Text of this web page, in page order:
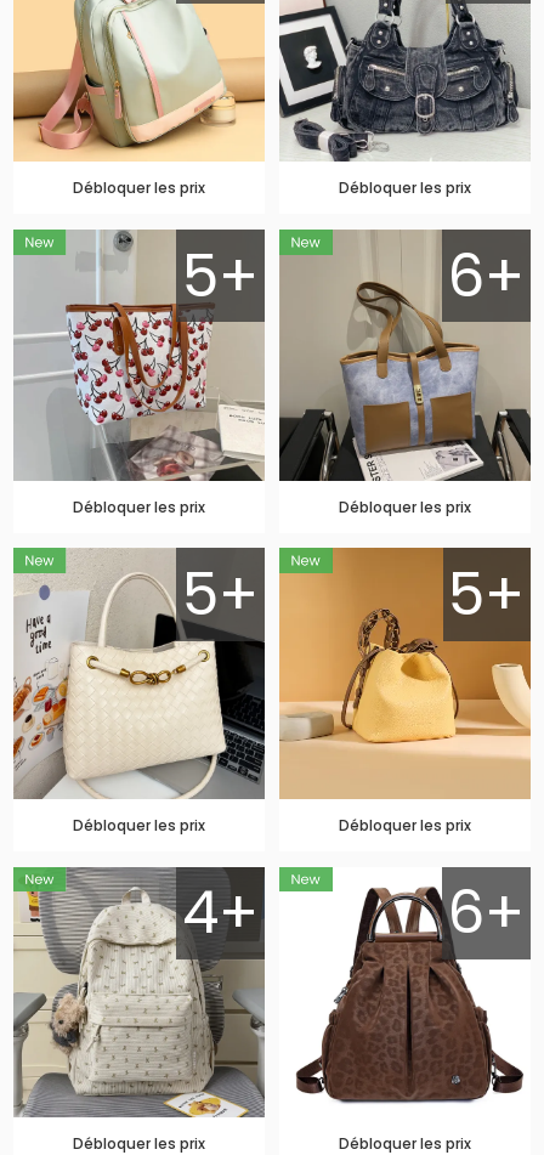
Débloquer les prix Débloquer les prix
5+
Débloquer les prix
6+
Débloquer les prix
5+
Débloquer les prix
5+
Débloquer les prix
4+
Débloquer les prix
6+
Débloquer les prix